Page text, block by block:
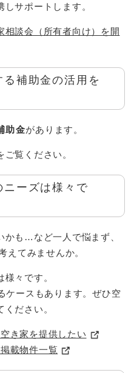
サポートします。
相談会（所有者向け）を開
補助金の活用を
助金があります。
ご覧ください。
ニーズは様々で
かも…など一人で悩まず、
えてみませんか。
々です。
ケースもあります。ぜひ空
ださい。​
き家を提供したい
載物件一覧